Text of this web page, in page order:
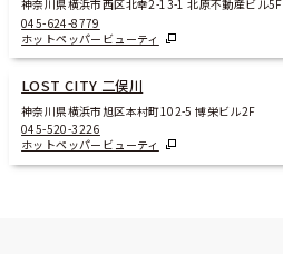
神奈川県横浜市西区北幸2-13-1 北原不動産ビル5F
045-624-8779
ホットペッパービューティ
LOST CITY 二俣川
神奈川県横浜市旭区本村町102-5 博栄ビル2F
045-520-3226
ホットペッパービューティ